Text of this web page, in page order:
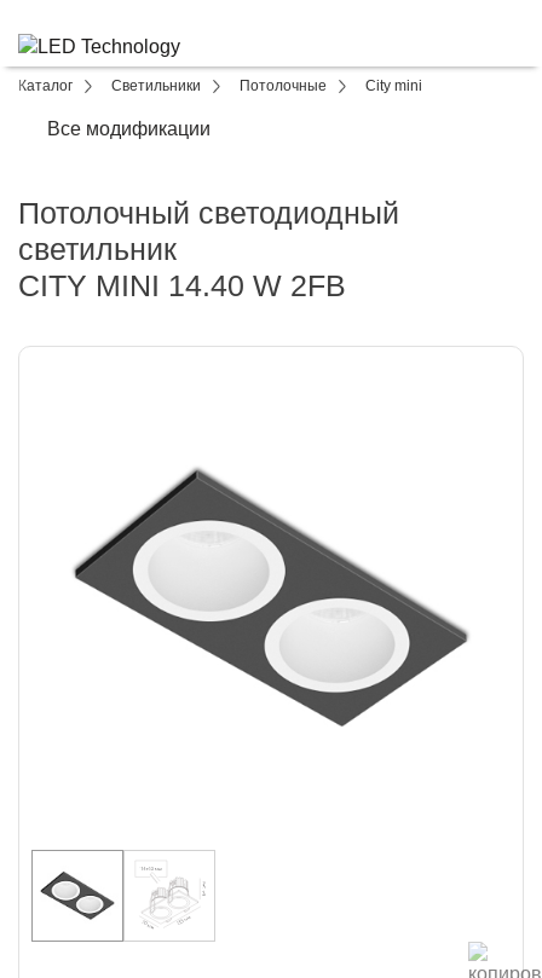
Каталог Светильники Потолочные City mini
Все модификации
Потолочный светодиодный
светильник
CITY MINI 14.40 W 2FB